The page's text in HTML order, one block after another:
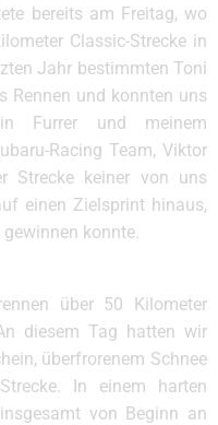
bereits am Freitag, wo
Classic-Strecke in
Jahr bestimmten Toni
Rennen und konnten uns
Furrer und meinem
Racing Team, Viktor
Strecke keiner von uns
einen Zielsprint hinaus,
konnte.
über 50 Kilometer
diesem Tag hatten wir
überfrorenem Schnee
In einem harten
von Beginn an